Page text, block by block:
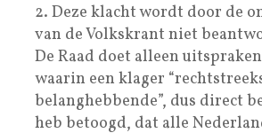
2. Deze klacht wordt door de
van de Volkskrant niet
De Raad doet alleen
waarin een klager
belanghebbende”, dus direct
heb betoogd, dat alle